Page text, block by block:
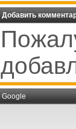
Добавить
Google